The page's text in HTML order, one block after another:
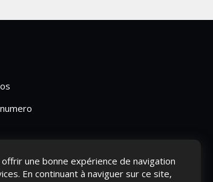
une bonne expérience de navigation
En continuant à naviguer sur ce site,